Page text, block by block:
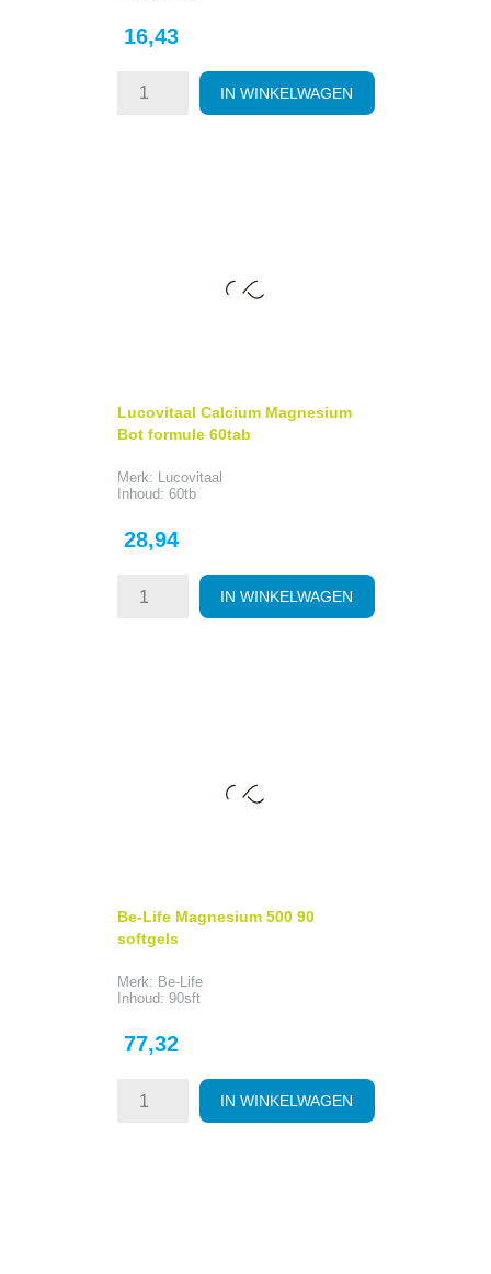
Prijs
16,43
IN WINKELWAGEN
Lucovitaal Calcium Magnesium
Bot formule 60tab
Merk: Lucovitaal
Inhoud: 60tb
Prijs
28,94
IN WINKELWAGEN
Be-Life Magnesium 500 90
softgels
Merk: Be-Life
Inhoud: 90sft
Prijs
77,32
IN WINKELWAGEN